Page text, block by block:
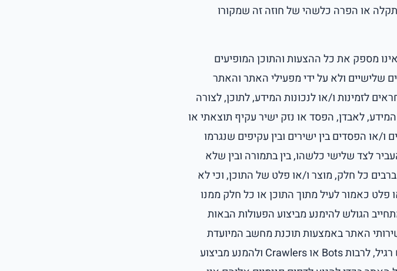
תקלה או הפרה כלשהי של חוזה זה שמקורו
מספק את כל ההצעות והתוכן המופיעים
שלישיים ולא על ידי מפעילי האתר והאתר
לזמינות ו/או לנכונות המידע, לתוכן, לצורה
לאבדן, הפסד או נזק ישיר עקיף תוצאתי או
או הפסדים בין ישירים ובין עקיפים שנגרמו
לצד שלישי כלשהו, בין בתמורה ובין שלא
כל חלק, מוצר ו/או פלט של התוכן, וכי לא
פלט כאמור לעיל מתוך התוכן או כל חלק ממנו
הגולש להימנע מביצוע הפעולות הבאות
האתר באמצעות תוכנת מחשב המיועדת
לאסוף מידע או לבצע פעולות בדרך של חיקוי גולש רגיל, לרבות Bots או Crawlers ולהמנע מביצוע